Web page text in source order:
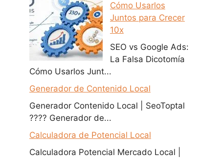
Cómo Usarlos
Juntos para Crecer
10x
SEO vs Google Ads:
La Falsa Dicotomía
Cómo Usarlos Junt...
Generador de Contenido Local
Generador Contenido Local | SeoToptal
???? Generador de...
Calculadora de Potencial Local
Calculadora Potencial Mercado Local |